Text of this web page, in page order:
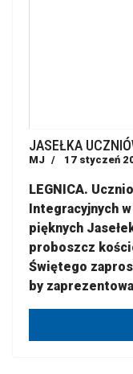
JASEŁKA
MJ 17 styczeń
LEGNICA.
Integracyjnych
pięknych
proboszcz
Świętego
by